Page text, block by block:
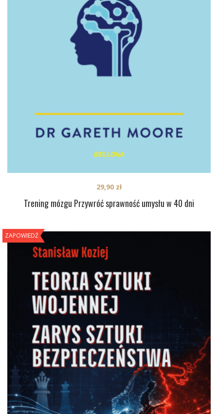
Trening mózgu Przywróć sprawność umysłu w 40 dni
29,90 zł
ZAPOWIEDŹ